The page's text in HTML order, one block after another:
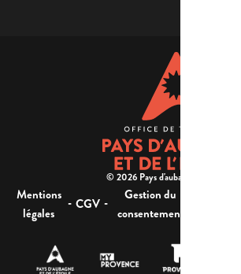
© 2026 Pays d'aubagne et de l'étoile -
Mentions
légales
- CGV -
Gestion du
consentement